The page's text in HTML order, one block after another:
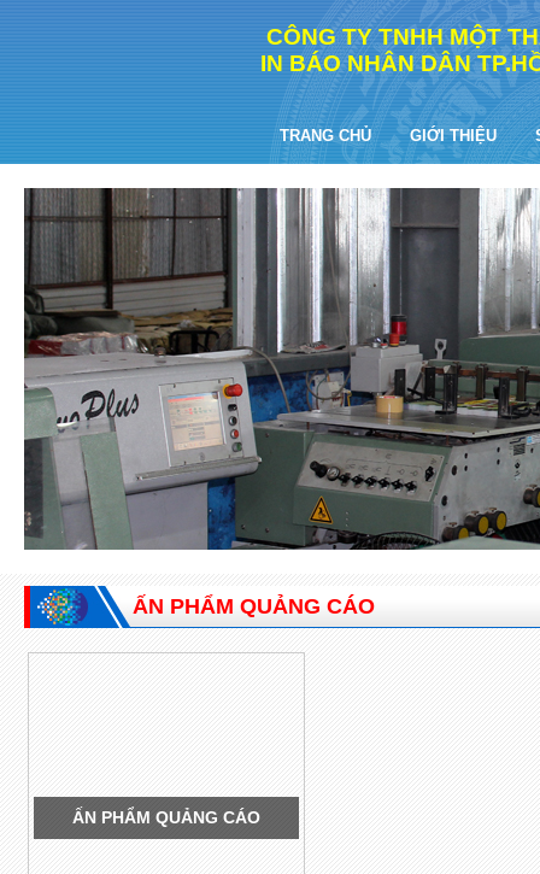
CÔNG TY TNHH MỘT
IN BÁO NHÂN DÂN
TRANG CHỦ GIỚI THIỆU
ẤN PHẨM QUẢNG CÁO
ẤN PHẨM QUẢNG CÁO